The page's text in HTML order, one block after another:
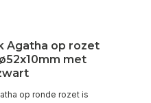
Agatha op rozet
met
op ronde rozet is